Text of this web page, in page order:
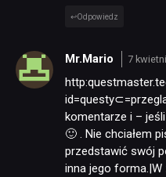
Odpowiedz
Mr.Mario 7
komentarze i –
🙂 . Nie chciałem
przedstawić swój
inna jego forma.|W